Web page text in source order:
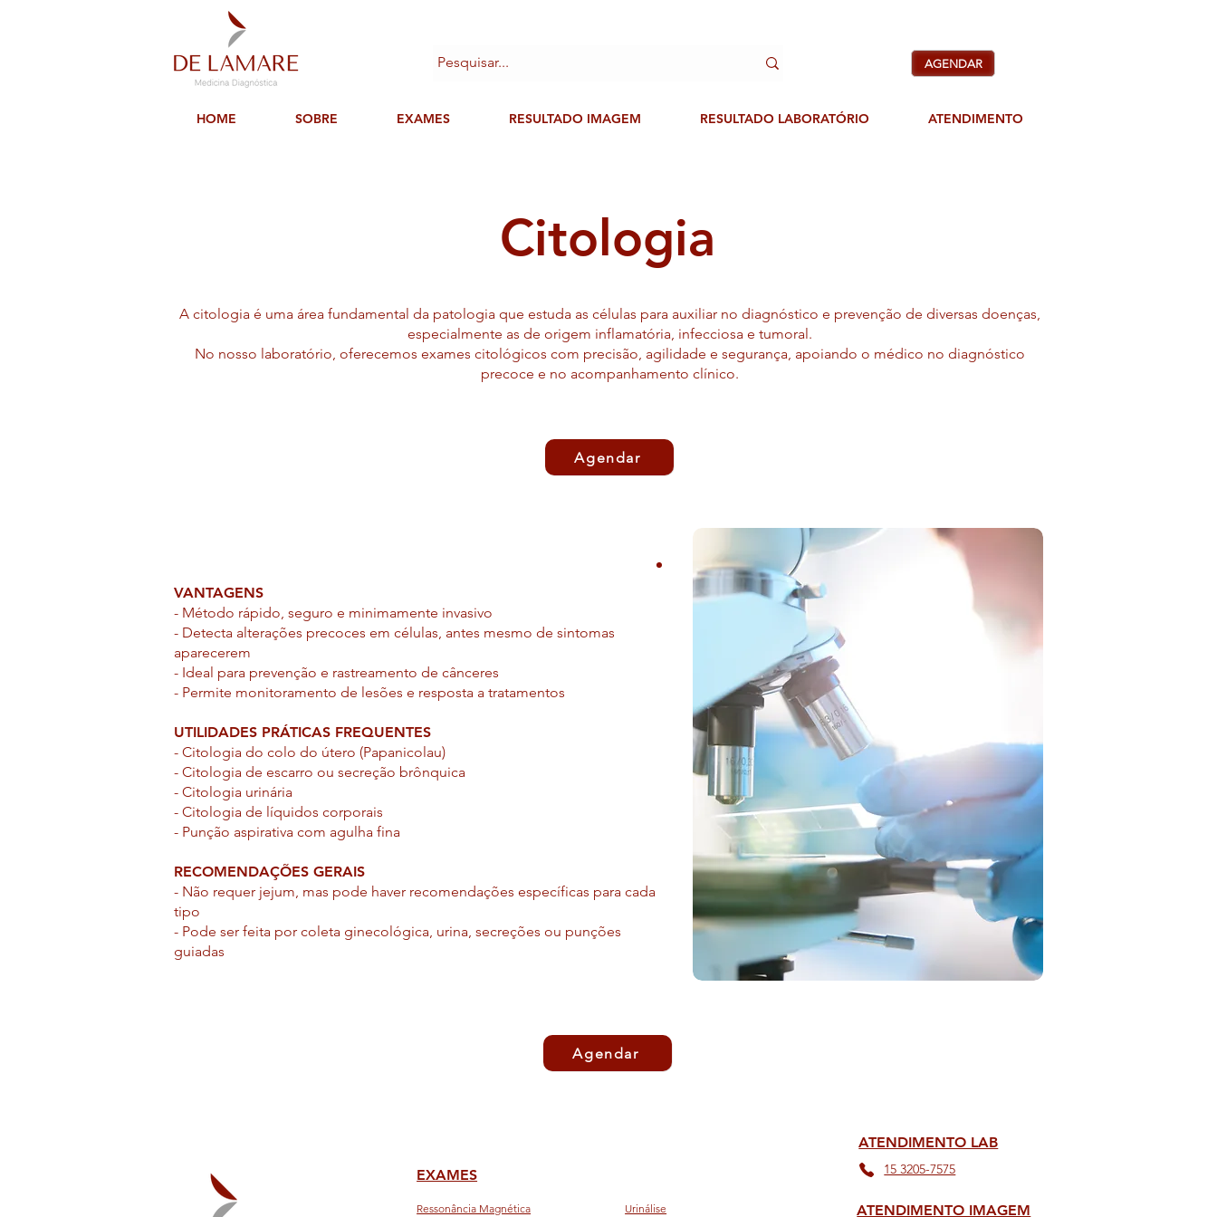
AGENDAR
HOME SOBRE EXAMES RESULTADO IMAGEM RESULTADO LABORATÓRIO ATENDIMENTO
Citologia
A citologia é uma área fundamental da patologia que estuda as células para auxiliar no diagnóstico e prevenção de diversas doenças,
especialmente as de origem inflamatória, infecciosa e tumoral.
No nosso laboratório, oferecemos exames citológicos com precisão, agilidade e segurança, apoiando o médico no diagnóstico
precoce e no acompanhamento clínico.
Agendar
VANTAGENS
- Método rápido, seguro e minimamente invasivo
- Detecta alterações precoces em células, antes mesmo de sintomas
aparecerem
- Ideal para prevenção e rastreamento de cânceres
- Permite monitoramento de lesões e resposta a tratamentos
UTILIDADES PRÁTICAS FREQUENTES
- Citologia do colo do útero (Papanicolau)
- Citologia de escarro ou secreção brônquica
- Citologia urinária
- Citologia de líquidos corporais
- Punção aspirativa com agulha fina
RECOMENDAÇÕES GERAIS
- Não requer jejum, mas pode haver recomendações específicas para cada
tipo
- Pode ser feita por coleta ginecológica, urina, secreções ou punções
guiadas
Agendar
EXAMES
Ressonância Magnética
Urinálise
ATENDIMENTO LAB
15 3205-7575
ATENDIMENTO IMAGEM